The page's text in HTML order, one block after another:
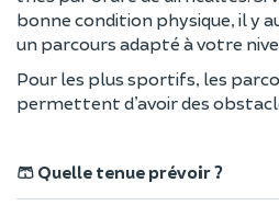
bonne condition physique, il y
un parcours adapté à votre
Pour les plus sportifs, les
permettent d’avoir des
🩳 Quelle tenue prévoir ?